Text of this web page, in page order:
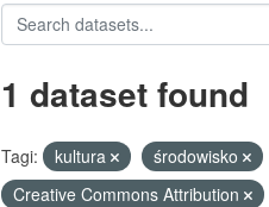
1 dataset found
Tagi: kultura środowisko
Creative Commons Attribution